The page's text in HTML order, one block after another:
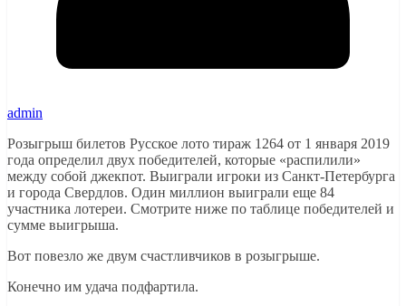
admin
Розыгрыш билетов Русское лото тираж 1264 от 1 января 2019
года определил двух победителей, которые «распилили»
между собой джекпот. Выиграли игроки из Санкт-Петербурга
и города Свердлов. Один миллион выиграли еще 84
участника лотереи. Смотрите ниже по таблице победителей и
сумме выигрыша.
Вот повезло же двум счастливчиков в розыгрыше.
Конечно им удача подфартила.